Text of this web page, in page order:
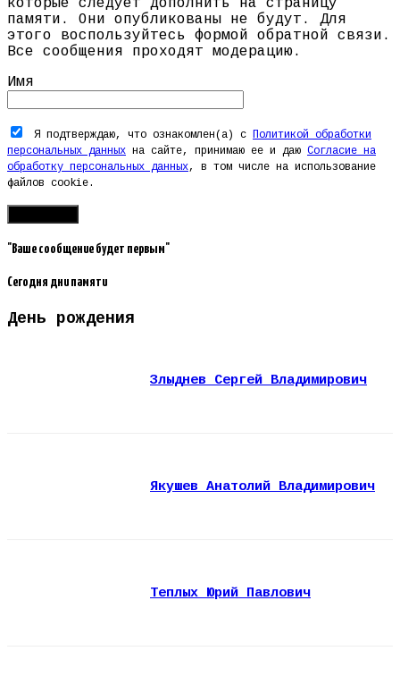
которые следует дополнить на страницу
памяти. Они опубликованы не будут. Для
этого воспользуйтесь формой обратной связи.
Все сообщения проходят модерацию.
Имя
Я подтверждаю, что ознакомлен(а) с
Политикой обработки
персональных данных на сайте, принимаю ее и даю Согласие на
обработку персональных данных, в том числе на использование
файлов cookie.
"Ваше сообщение будет первым"
Сегодня дни памяти
День рождения
Злыднев Сергей Владимирович
Якушев Анатолий Владимирович
Теплых Юрий Павлович